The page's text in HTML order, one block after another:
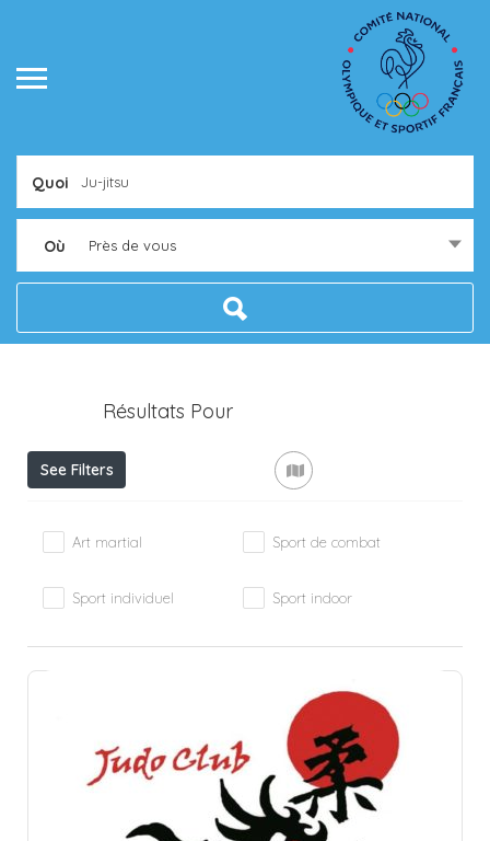
Quoi
Où Près de vous
Résultats Pour
See Filters
Art martial Sport de combat
Sport individuel Sport indoor